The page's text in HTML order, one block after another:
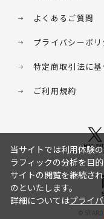
よくあるご質問
プライバシーポリ
特定商取引法に
ご利用規約
©
当サイトでは利用体験
ラフィックの分析を目
サイトの閲覧を継続さ
のといたします。
詳細についてはプライ